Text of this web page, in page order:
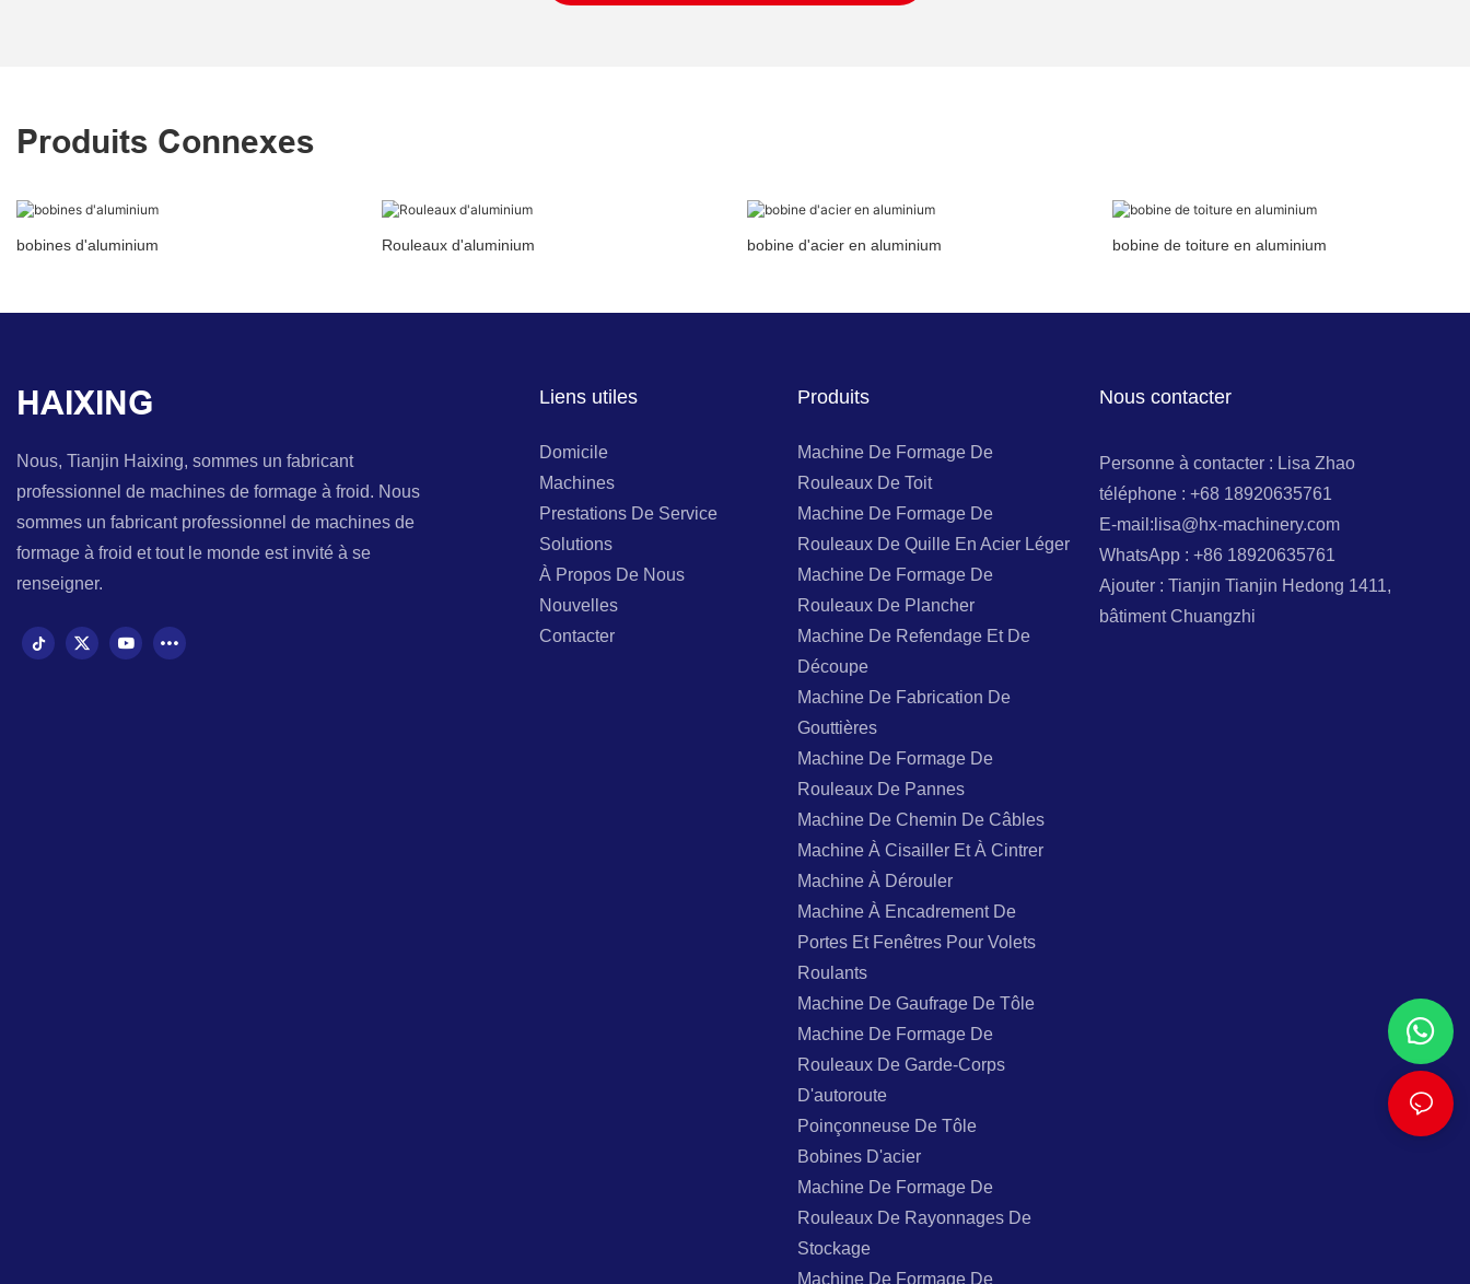
Produits Connexes
bobines d'aluminium Rouleaux d'aluminium bobine d'acier en aluminium bobine de toiture en aluminium
HAIXING
Nous, Tianjin Haixing, sommes un fabricant
professionnel de machines de formage à froid. Nous
sommes un fabricant professionnel de machines de
formage à froid et tout le monde est invité à se
renseigner.
Liens utiles
Domicile
Machines
Prestations De Service
Solutions
À Propos De Nous
Nouvelles
Contacter
Produits
Machine De Formage De
Rouleaux De Toit
Machine De Formage De
Rouleaux De Quille En Acier Léger
Machine De Formage De
Rouleaux De Plancher
Machine De Refendage Et De
Découpe
Machine De Fabrication De
Gouttières
Machine De Formage De
Rouleaux De Pannes
Machine De Chemin De Câbles
Machine À Cisailler Et À Cintrer
Machine À Dérouler
Machine À Encadrement De
Portes Et Fenêtres Pour Volets
Roulants
Machine De Gaufrage De Tôle
Machine De Formage De
Rouleaux De Garde-Corps
D'autoroute
Poinçonneuse De Tôle
Bobines D'acier
Machine De Formage De
Rouleaux De Rayonnages De
Stockage
Machine De Formage De
Nous contacter
Personne à contacter : Lisa Zhao
téléphone : +68 18920635761
E-mail:lisa@hx-machinery.com
WhatsApp : +86 18920635761
Ajouter : Tianjin Tianjin Hedong 1411,
bâtiment Chuangzhi